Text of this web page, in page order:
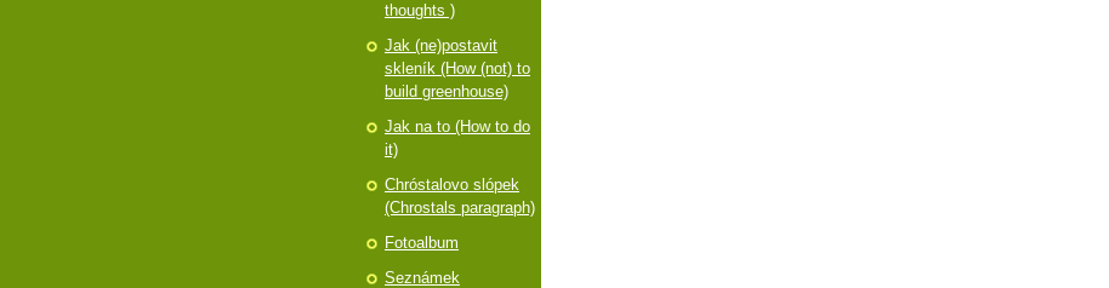
thoughts )
Jak (ne)postavit
skleník (How (not) to
build greenhouse)
Jak na to (How to do
it)
Chróstalovo slópek
(Chrostals paragraph)
Fotoalbum
Seznámek